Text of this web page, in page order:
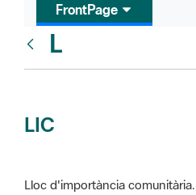
FrontPage
L
LIC
Lloc d'importància